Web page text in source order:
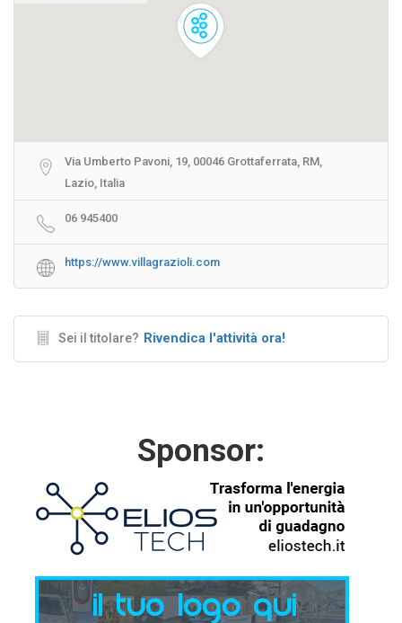
Via Umberto Pavoni, 19, 00046 Grottaferrata, RM,
Lazio, Italia
06 945400
https://www.villagrazioli.com
Sei il titolare? Rivendica l'attività ora!
Sponsor: